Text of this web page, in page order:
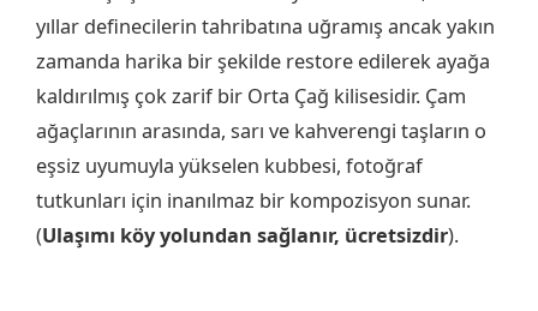
yıllar definecilerin tahribatına uğramış ancak yakın
zamanda harika bir şekilde restore edilerek ayağa
kaldırılmış çok zarif bir Orta Çağ kilisesidir. Çam
ağaçlarının arasında, sarı ve kahverengi taşların o
eşsiz uyumuyla yükselen kubbesi, fotoğraf
tutkunları için inanılmaz bir kompozisyon sunar.
(Ulaşımı köy yolundan sağlanır, ücretsizdir).